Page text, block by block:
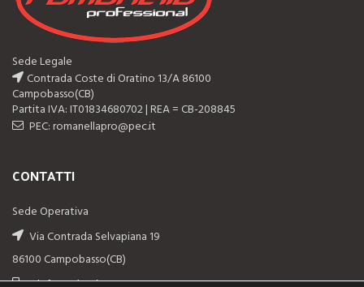
Sede Legale
Contrada Coste di Oratino 13/A 86100
Campobasso(CB)
Partita IVA: IT01834680702 | REA = CB-208845
PEC: romanellapro@pec.it
CONTATTI
Sede Operativa
Via Contrada Selvapiana 19
86100 Campobasso(CB)